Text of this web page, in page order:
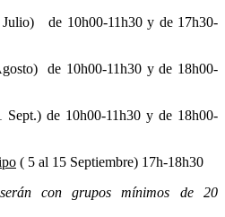
Julio) de 10h00-11h30 y de 17h30-
de 10h00-11h30 y de 18h00-
Sept.) de 10h00-11h30 y de 18h00-
( 5 al 15 Septiembre) 17h-18h30
con grupos mínimos de 20